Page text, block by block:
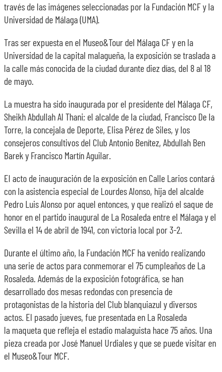
través de las imágenes seleccionadas por la Fundación MCF y la
Universidad de Málaga (UMA).
Tras ser expuesta en el Museo&Tour del Málaga CF y en la
Universidad de la capital malagueña, la exposición se traslada a
la calle más conocida de la ciudad durante diez días, del 8 al 18
de mayo.
La muestra ha sido inaugurada por el presidente del Málaga CF,
Sheikh Abdullah Al Thani; el alcalde de la ciudad, Francisco De la
Torre, la concejala de Deporte, Elisa Pérez de Siles, y los
consejeros consultivos del Club Antonio Benítez, Abdullah Ben
Barek y Francisco Martín Aguilar.
El acto de inauguración de la exposición en Calle Larios contará
con la asistencia especial de Lourdes Alonso, hija del alcalde
Pedro Luis Alonso por aquel entonces, y que realizó el saque de
honor en el partido inaugural de La Rosaleda entre el Málaga y el
Sevilla el 14 de abril de 1941, con victoria local por 3-2.
Durante el último año, la Fundación MCF ha venido realizando
una serie de actos para conmemorar el 75 cumpleaños de La
Rosaleda. Además de la exposición fotográfica, se han
desarrollado dos mesas redondas con presencia de
protagonistas de la historia del Club blanquiazul y diversos
actos. El pasado jueves, fue presentada en La Rosaleda
la maqueta que refleja el estadio malaguista hace 75 años. Una
pieza creada por José Manuel Urdiales y que se puede visitar en
el Museo&Tour MCF.